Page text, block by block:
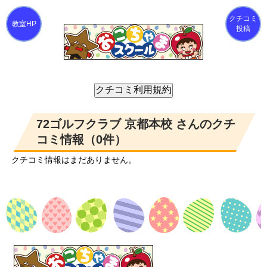
クチコミ
投稿
72ゴルフクラブ 京都本校 さんのクチ
コミ情報（0件）
クチコミ情報はまだありません。